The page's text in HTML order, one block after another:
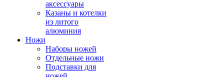
аксессуары
Казаны и котелки
из литого
алюминия
Ножи
Наборы ножей
Отдельные ножи
Подставки для